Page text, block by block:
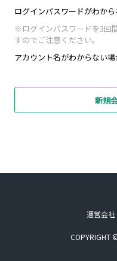
ログインパスワードがわか
※ログインパスワードを3回
すのでご注意ください。
アカウント名がわからない場
新規
運営会社
COPYRIGHT